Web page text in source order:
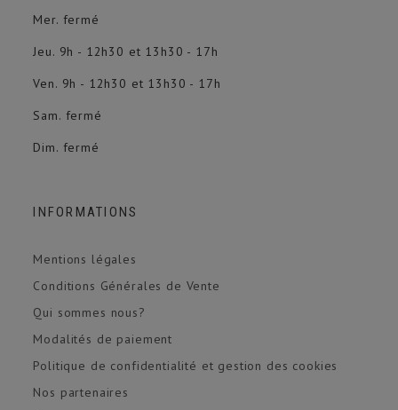
Mer. fermé
Jeu. 9h - 12h30 et 13h30 - 17h
Ven. 9h - 12h30 et 13h30 - 17h
Sam. fermé
Dim. fermé
INFORMATIONS
Mentions légales
Conditions Générales de Vente
Qui sommes nous?
Modalités de paiement
Politique de confidentialité et gestion des cookies
Nos partenaires